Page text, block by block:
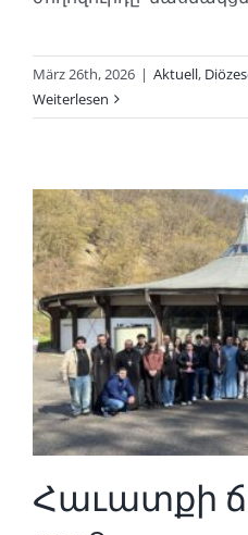
März 26th, 2026 | Aktuell,
Weiterlesen
Հաւատքի